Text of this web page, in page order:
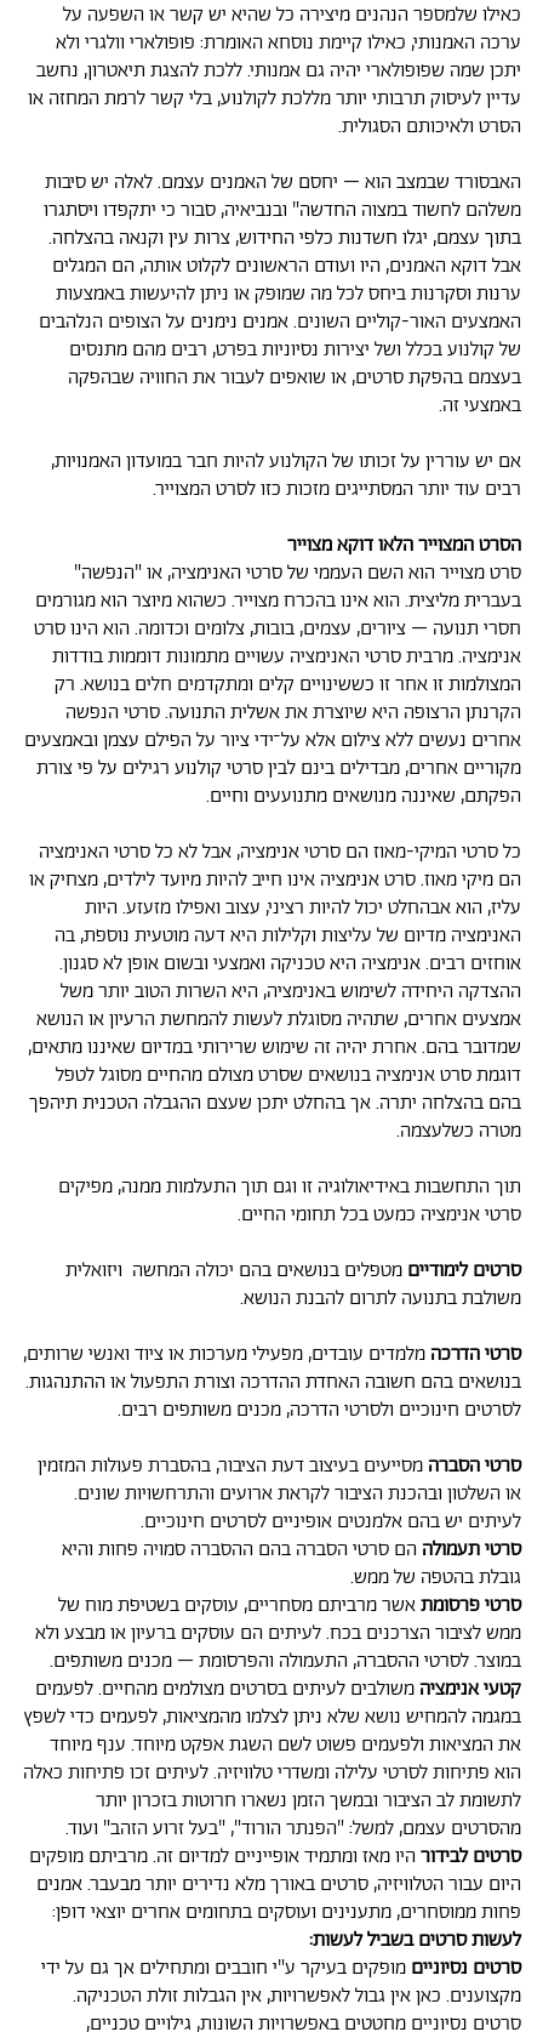
כאילו שלמספר הנהנים מיצירה כל שהיא יש קשר או השפעה על
ערכה האמנותי, כאילו קיימת נוסחא האומרת: פופולארי וולגרי ולא
יתכן שמה שפופולארי יהיה גם אמנותי. ללכת להצגת תיאטרון, נחשב
עדיין לעיסוק תרבותי יותר מללכת לקולנוע, בלי קשר לרמת המחזה או
הסרט ולאיכותם הסגולית.
האבסורד שבמצב הוא – יחסם של האמנים עצמם. לאלה יש סיבות
משלהם לחשוד במצוה החדשה" ובנביאיה, סבור כי יתקפדו ויסתגרו
בתוך עצמם, יגלו חשדנות כלפי החידוש, צרות עין וקנאה בהצלחה.
אבל דוקא האמנים, היו ועודם הראשונים לקלוט אותה, הם המגלים
ערנות וסקרנות ביחס לכל מה שמופק או ניתן להיעשות באמצעות
האמצעים האור-קוליים השונים. אמנים נימנים על הצופים הנלהבים
של קולנוע בכלל ושל יצירות נסיוניות בפרט, רבים מהם מתנסים
בעצמם בהפקת סרטים, או שואפים לעבור את החוויה שבהפקה
באמצעי זה.
אם יש עוררין על זכותו של הקולנוע להיות חבר במועדון האמנויות,
רבים עוד יותר המסתייגים מזכות כזו לסרט המצוייר.
הסרט המצוייר הלאו דוקא מצוייר
סרט מצוייר הוא השם העממי של סרטי האנימציה, או "הנפשה"
בעברית מליצית. הוא אינו בהכרח מצוייר. כשהוא מיוצר הוא מגורמים
חסרי תנועה – ציורים, עצמים, בובות, צלומים וכדומה. הוא הינו סרט
אנימציה. מרבית סרטי האנימציה עשויים מתמונות דוממות בודדות
המצולמות זו אחר זו כששינויים קלים ומתקדמים חלים בנושא. רק
הקרנתן הרצופה היא שיוצרת את אשלית התנועה. סרטי הנפשה
אחרים נעשים ללא צילום אלא על־ידי ציור על הפילם עצמן ובאמצעים
מקוריים אחרים, מבדילים בינם לבין סרטי קולנוע רגילים על פי צורת
הפקתם, שאיננה מנושאים מתנועעים וחיים.
כל סרטי המיקי-מאוז הם סרטי אנימציה, אבל לא כל סרטי האנימציה
הם מיקי מאוז. סרט אנימציה אינו חייב להיות מיועד לילדים, מצחיק או
עליז, הוא אבהחלט יכול להיות רציני, עצוב ואפילו מזעזע. היות
האנימציה מדיום של עליצות וקלילות היא דעה מוטעית נוספת, בה
אוחזים רבים. אנימציה היא טכניקה ואמצעי ובשום אופן לא סגנון.
ההצדקה היחידה לשימוש באנימציה, היא השרות הטוב יותר משל
אמצעים אחרים, שתהיה מסוגלת לעשות להמחשת הרעיון או הנושא
שמדובר בהם. אחרת יהיה זה שימוש שרירותי במדיום שאיננו מתאים,
דוגמת סרט אנימציה בנושאים שסרט מצולם מהחיים מסוגל לטפל
בהם בהצלחה יתרה. אך בהחלט יתכן שעצם ההגבלה הטכנית תיהפך
מטרה כשלעצמה.
תוך התחשבות באידיאולוגיה זו וגם תוך התעלמות ממנה, מפיקים
סרטי אנימציה כמעט בכל תחומי החיים.
סרטים לימודיים מטפלים בנושאים בהם יכולה המחשה ויזואלית
משולבת בתנועה לתרום להבנת הנושא.
סרטי הדרכהמלמדים עובדים, מפעילי מערכות או ציוד ואנשי שרותים,
בנושאים בהם חשובה האחדת ההדרכה וצורת התפעול או ההתנהגות.
לסרטים חינוכיים ולסרטי הדרכה, מכנים משותפים רבים.
סרטי הסברהמסייעים בעיצוב דעת הציבור, בהסברת פעולות המזמין
או השלטון ובהכנת הציבור לקראת ארועים והתרחשויות שונים.
לעיתים יש בהם אלמנטים אופיניים לסרטים חינוכיים.
סרטי תעמולההם סרטי הסברה בהם ההסברה סמויה פחות והיא
גובלת בהטפה של ממש.
סרטי פרסומתאשר מרביתם מסחריים, עוסקים בשטיפת מוח של
ממש לציבור הצרכנים בכח. לעיתים הם עוסקים ברעיון או מבצע ולא
במוצר. לסרטי ההסברה, התעמולה והפרסומת – מכנים משותפים.
קטעי אנימציהמשולבים לעיתים בסרטים מצולמים מהחיים. לפעמים
במגמה להמחיש נושא שלא ניתן לצלמו מהמציאות, לפעמים כדי לשפץ
את המציאות ולפעמים פשוט לשם השגת אפקט מיוחד. ענף מיוחד
הוא פתיחות לסרטי עלילה ומשדרי טלוויזיה. לעיתים זכו פתיחות כאלה
לתשומת לב הציבור ובמשך הזמן נשארו חרוטות בזכרון יותר
מהסרטים עצמם, למשל: "הפנתר הורוד", "בעל זרוע הזהב" ועוד.
סרטים לבידור היו מאז ומתמיד אופייניים למדיום זה. מרביתם מופקים
היום עבור הטלוויזיה, סרטים באורך מלא נדירים יותר מבעבר. אמנים
פחות ממוסחרים, מתענינים ועוסקים בתחומים אחרים יוצאי דופן:
לעשות סרטים בשביל לעשות:
סרטים נסיוניים מופקים בעיקר ע"י חובבים ומתחילים אך גם על ידי
מקצוענים. כאן אין גבול לאפשרויות, אין הגבלות זולת הטכניקה.
סרטים נסיוניים מחטטים באפשרויות השונות, גילויים טכניים,